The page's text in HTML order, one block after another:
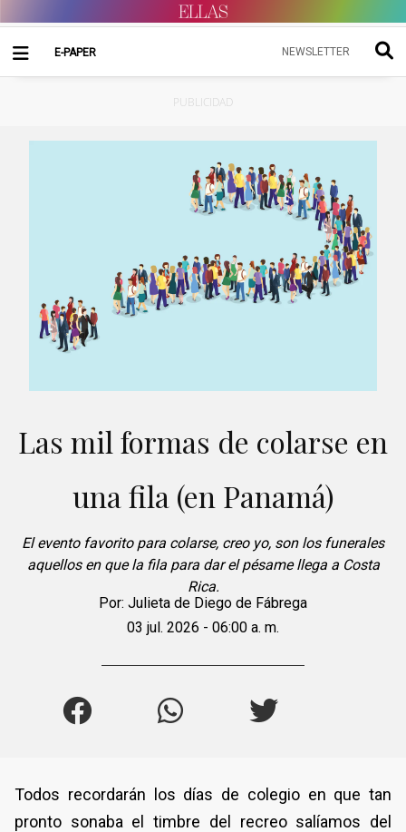
E-PAPER NEWSLETTER
PUBLICIDAD
Las mil formas de colarse en
una fila (en Panamá)
El evento favorito para colarse, creo yo, son los funerales
aquellos en que la fila para dar el pésame llega a Costa
Rica.
Por: Julieta de Diego de Fábrega
03 jul. 2026 - 06:00 a. m.
Todos recordarán los días de colegio en que tan
pronto sonaba el timbre del recreo salíamos del